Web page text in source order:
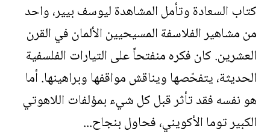
كتاب السعادة وتأمل المشاهدة ليوسف بيير، واحد
من مشاهير الفلاسفة المسيحيين الألمان في القرن
العشرين. كان فكره منفتحاً على التيارات الفلسفية
الحديثة، يتفحّصها ويناقش مواقفها وبراهينها. أما
هو نفسه فقد تأثر قبل كل شيء بمؤلفات اللاهوتي
الكبير توما الأكويني، فحاول بنجاح...